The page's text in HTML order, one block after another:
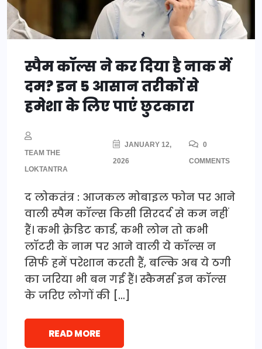
स्पैम कॉल्स ने कर दिया है नाक में
दम? इन 5 आसान तरीकों से
हमेशा के लिए पाएं छुटकारा
TEAM THE
LOKTANTRA
JANUARY 12,
2026
0
COMMENTS
द लोकतंत्र : आजकल मोबाइल फोन पर आने
वाली स्पैम कॉल्स किसी सिरदर्द से कम नहीं
हैं। कभी क्रेडिट कार्ड, कभी लोन तो कभी
लॉटरी के नाम पर आने वाली ये कॉल्स न
सिर्फ हमें परेशान करती हैं, बल्कि अब ये ठगी
का जरिया भी बन गई हैं। स्कैमर्स इन कॉल्स
के जरिए लोगों की […]
READ MORE